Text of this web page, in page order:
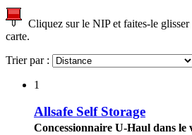
Cliquez sur le NIP et faites-le
carte.
Trier par :
1
Allsafe Self Storage
Concessionnaire U-Haul dans le